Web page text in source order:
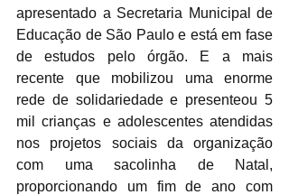
apresentado a Secretaria Municipal de
Educação de São Paulo e está em fase
de estudos pelo órgão. E a mais
recente que mobilizou uma enorme
rede de solidariedade e presenteou 5
mil crianças e adolescentes atendidas
nos projetos sociais da organização
com uma sacolinha de Natal,
proporcionando um fim de ano com